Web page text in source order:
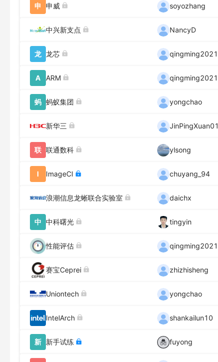
申 申威 soyozhang
中兴新支点 NancyD
龙 龙芯 qingming2021
A ARM qingming2021
蚂 蚂蚁集团 yongchao
新华三 JinPingXuan01
联 联通数科 ylsong
I ImageCI chuyang_94
浪潮信息龙蜥联合实验室 daichx
中 中科曙光 tingyin
性能评估 qingming2021
赛宝Ceprei zhizhisheng
Uniontech yongchao
IntelArch shankailun10
新 新手试练 fuyong